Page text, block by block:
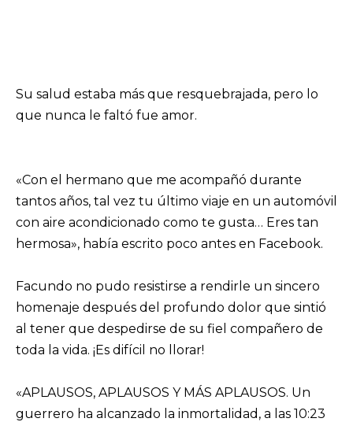
Su salud estaba más que resquebrajada, pero lo
que nunca le faltó fue amor.
«Con el hermano que me acompañó durante
tantos años, tal vez tu último viaje en un automóvil
con aire acondicionado como te gusta… Eres tan
hermosa», había escrito poco antes en Facebook.
Facundo no pudo resistirse a rendirle un sincero
homenaje después del profundo dolor que sintió
al tener que despedirse de su fiel compañero de
toda la vida. ¡Es difícil no llorar!
«APLAUSOS, APLAUSOS Y MÁS APLAUSOS. Un
guerrero ha alcanzado la inmortalidad, a las 10:23